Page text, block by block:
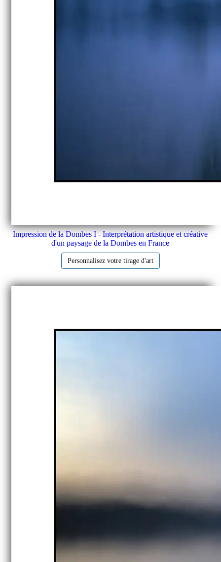
Impression de la Dombes I - Interprétation artistique et créative
d'un paysage de la Dombes en France
Personnalisez votre tirage d'art